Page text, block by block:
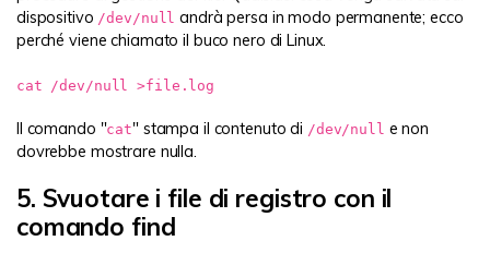
dispositivo /dev/null andrà persa in modo permanente; ecco
perché viene chiamato il buco nero di Linux.
cat /dev/null >file.log
Il comando "cat" stampa il contenuto di /dev/null e non
dovrebbe mostrare nulla.
5. Svuotare i file di registro con il
comando find